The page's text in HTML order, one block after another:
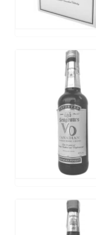
ejemplo, para
carrito de la
Puede rechazar
eligiendo
Puede
cookies que nos